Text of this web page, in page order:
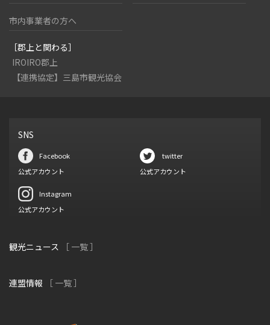
市内事業者の方へ
［郡上と関わる］
IROIRO郡上
【連携協定】三島市観光協会
SNS
Facebook
公式アカウント
twitter
公式アカウント
Instagram
公式アカウント
観光ニュース ［ 一覧 ］
連盟情報 ［ 一覧 ］